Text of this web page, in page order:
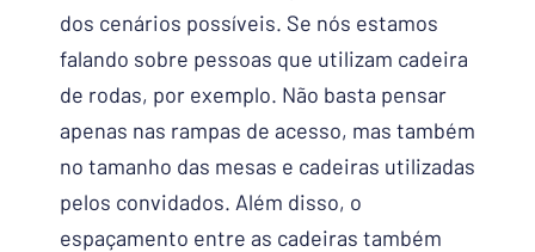
dos cenários possíveis. Se nós estamos
falando sobre pessoas que utilizam cadeira
de rodas, por exemplo. Não basta pensar
apenas nas rampas de acesso, mas também
no tamanho das mesas e cadeiras utilizadas
pelos convidados. Além disso, o
espaçamento entre as cadeiras também